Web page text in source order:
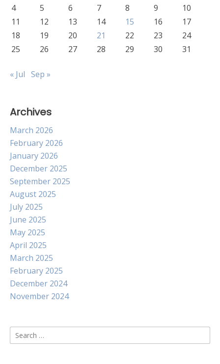
4
5 6 7 8 9
10
11
12 13 14 15 16
17
18
19 20 21 22 23
24
25
26 27 28 29 30 31
« Jul Sep »
Archives
March 2026
February 2026
January 2026
December 2025
September 2025
August 2025
July 2025
June 2025
May 2025
April 2025
March 2025
February 2025
December 2024
November 2024
Search
for: